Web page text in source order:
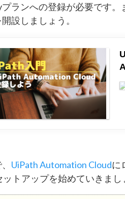
ランへの登録が必要です
設しましょう。
UiPath Automation Cloudに
トアップを始めていきまし